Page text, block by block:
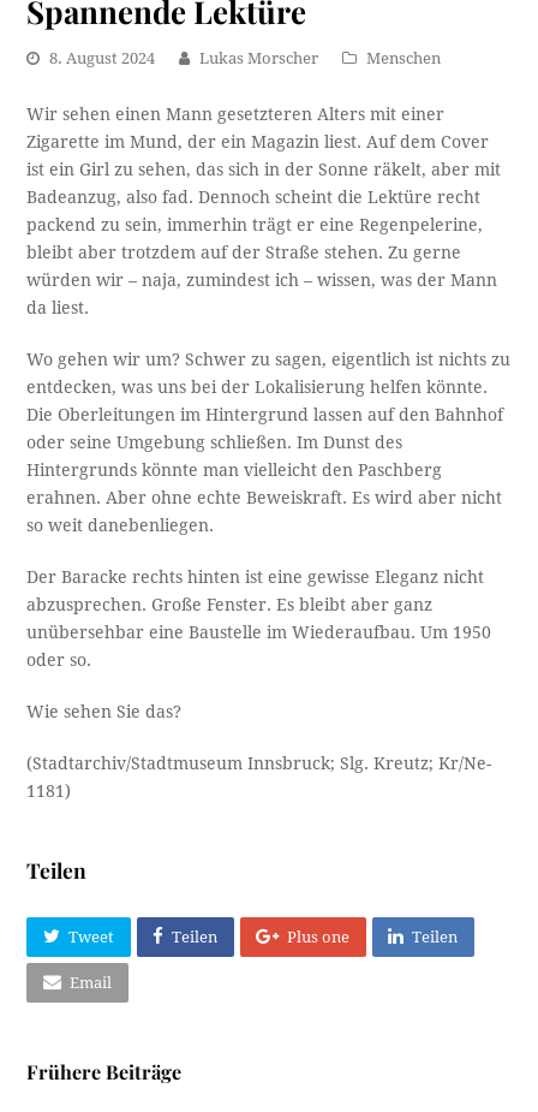
Spannende Lektüre
8. August 2024 Lukas Morscher Menschen
Wir sehen einen Mann gesetzteren Alters mit einer
Zigarette im Mund, der ein Magazin liest. Auf dem Cover
ist ein Girl zu sehen, das sich in der Sonne räkelt, aber mit
Badeanzug, also fad. Dennoch scheint die Lektüre recht
packend zu sein, immerhin trägt er eine Regenpelerine,
bleibt aber trotzdem auf der Straße stehen. Zu gerne
würden wir – naja, zumindest ich – wissen, was der Mann
da liest.
Wo gehen wir um? Schwer zu sagen, eigentlich ist nichts zu
entdecken, was uns bei der Lokalisierung helfen könnte.
Die Oberleitungen im Hintergrund lassen auf den Bahnhof
oder seine Umgebung schließen. Im Dunst des
Hintergrunds könnte man vielleicht den Paschberg
erahnen. Aber ohne echte Beweiskraft. Es wird aber nicht
so weit danebenliegen.
Der Baracke rechts hinten ist eine gewisse Eleganz nicht
abzusprechen. Große Fenster. Es bleibt aber ganz
unübersehbar eine Baustelle im Wiederaufbau. Um 1950
oder so.
Wie sehen Sie das?
(Stadtarchiv/Stadtmuseum Innsbruck; Slg. Kreutz; Kr/Ne-
1181)
Teilen
Tweet Teilen Plus one Teilen
Email
Frühere Beiträge